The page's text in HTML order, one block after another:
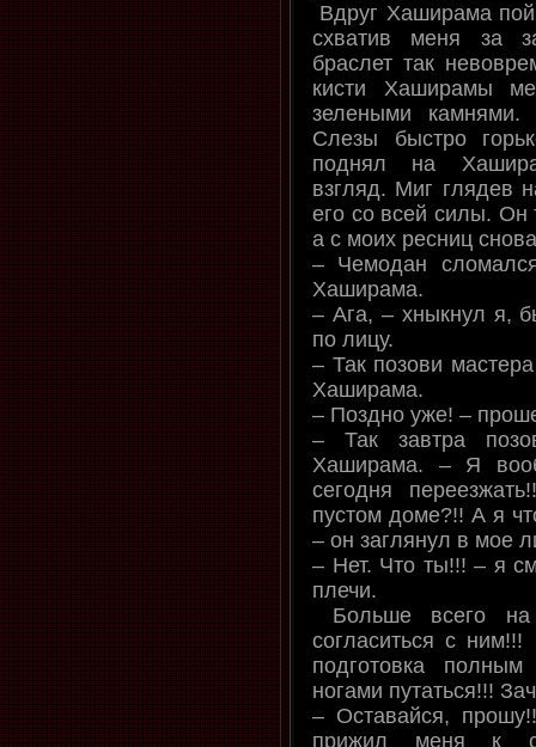
Вдруг Хаширама
схватив меня за
браслет так
кисти Хаширамы
зелеными
Слезы быстро
поднял на
взгляд. Миг глядев
его со всей силы. Он
а с моих ресниц
– Чемодан
Хаширама.
– Ага, – хныкнул я,
по лицу.
– Так позови
Хаширама.
– Поздно уже! –
– Так завтра
Хаширама. – Я
сегодня
пустом доме?!! А я
– он заглянул в мое
– Нет. Что ты!!! – я
плечи.
Больше всего на
согласиться с
подготовка
ногами путаться!!!
– Оставайся,
прижил меня к